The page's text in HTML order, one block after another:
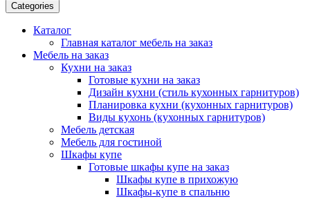
Categories
Каталог
Главная каталог мебель на заказ
Мебель на заказ
Кухни на заказ
Готовые кухни на заказ
Дизайн кухни (стиль кухонных гарнитуров)
Планировка кухни (кухонных гарнитуров)
Виды кухонь (кухонных гарнитуров)
Мебель детская
Мебель для гостиной
Шкафы купе
Готовые шкафы купе на заказ
Шкафы купе в прихожую
Шкафы-купе в спальню